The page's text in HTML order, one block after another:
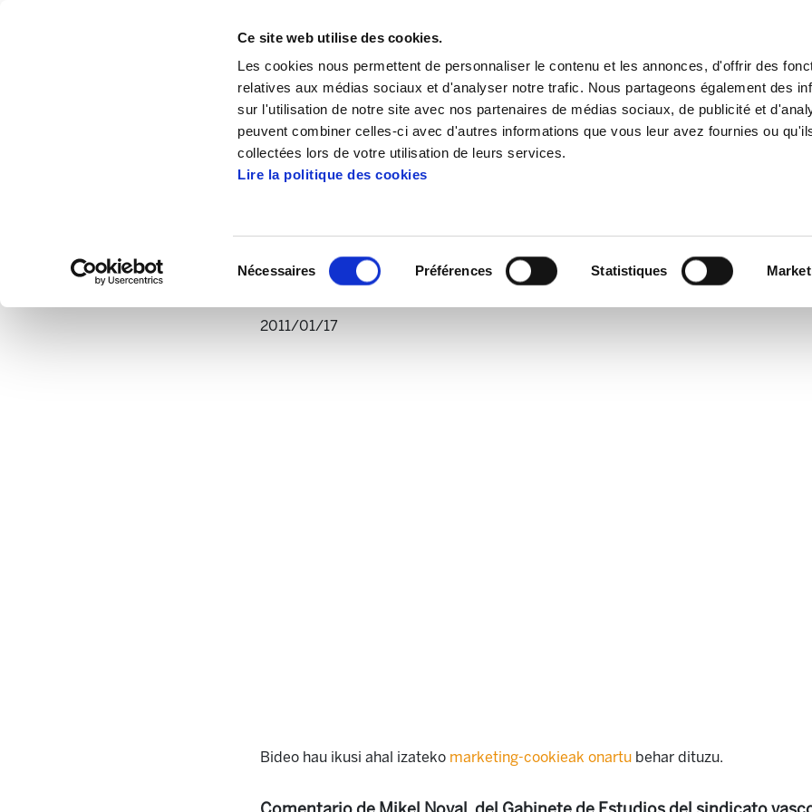
Ce site web utilise des cookies.
Les cookies nous permettent de personnaliser le contenu et les annonces, d'offrir des
relatives aux médias sociaux et d'analyser notre trafic. Nous partageons également des
sur l'utilisation de notre site avec nos partenaires de médias sociaux, de publicité et
peuvent combiner celles-ci avec d'autres informations que vous leur avez fournies ou
collectées lors de votre utilisation de leurs services.
Lire la politique des cookies
Nécessaires Préférences Statistiques
Mediateque Videos ¿Por qué los gobiernos aplican medidas que saben que van en la
¿Por qué los gobiernos aplican medidas que saben
contraria a la solución?
2011/01/17
Bideo hau ikusi ahal izateko marketing-cookieak onartu behar dituzu.